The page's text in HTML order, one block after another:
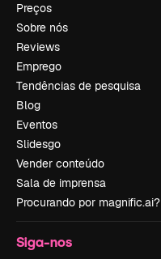
Preços
Sobre nós
Reviews
Emprego
Tendências de pesquisa
Blog
Eventos
Slidesgo
Vender conteúdo
Sala de imprensa
Procurando por magnific.ai?
Siga-nos